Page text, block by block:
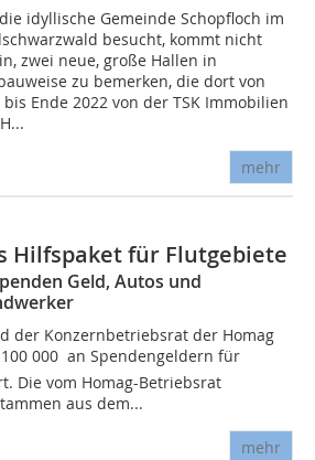
idyllische Gemeinde Schopfloch im
besucht, kommt nicht
zwei neue, große Hallen in
zu bemerken, die dort von
bis Ende 2022 von der TSK Immobilien
mehr
Hilfspaket für Flutgebiete
Geld, Autos und
der Konzernbetriebsrat der Homag
000  an Spendengeldern für
Die vom Homag-Betriebsrat
aus dem...
mehr